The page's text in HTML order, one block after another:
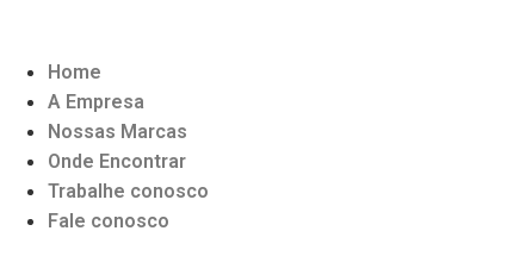
Home
A Empresa
Nossas Marcas
Onde Encontrar
Trabalhe conosco
Fale conosco